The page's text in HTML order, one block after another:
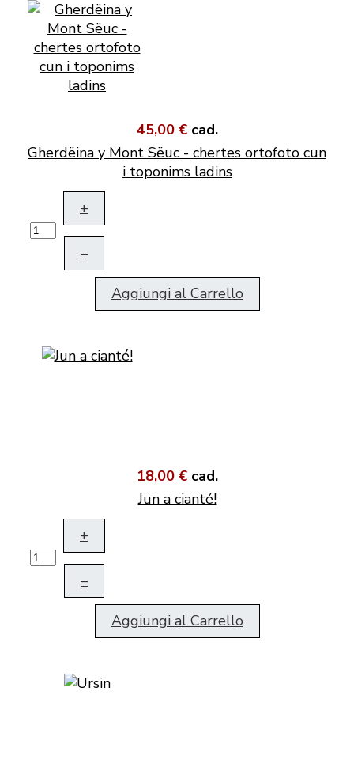
45,00 € cad.
Gherdëina y Mont Sëuc - chertes ortofoto cun
i toponims ladins
+
–
Aggiungi al Carrello
18,00 € cad.
Jun a cianté!
+
–
Aggiungi al Carrello